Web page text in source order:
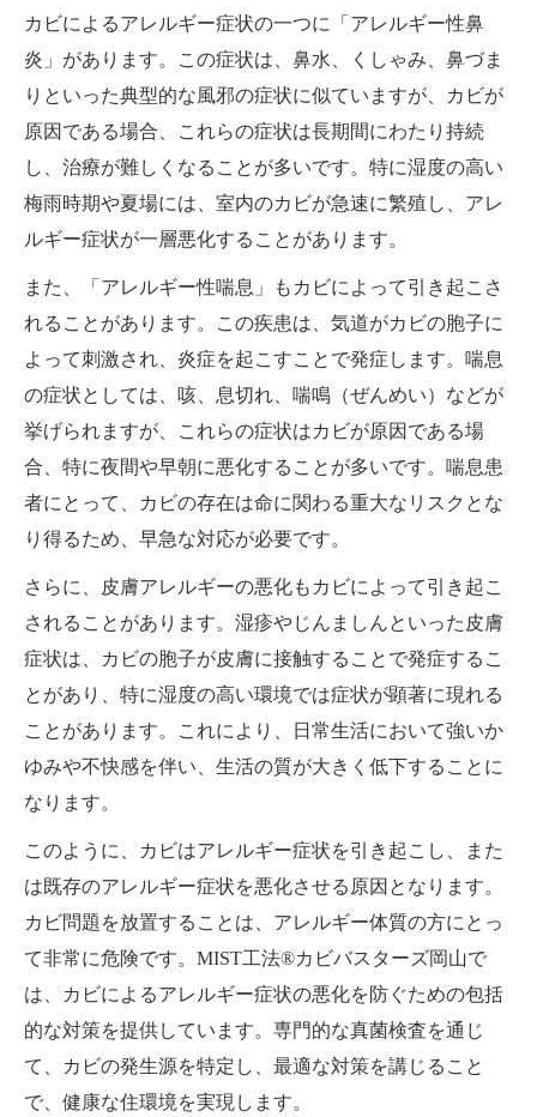
カビによるアレルギー症状の一つに「アレルギー性鼻
炎」があります。この症状は、鼻水、くしゃみ、鼻づま
りといった典型的な風邪の症状に似ていますが、カビが
原因である場合、これらの症状は長期間にわたり持続
し、治療が難しくなることが多いです。特に湿度の高い
梅雨時期や夏場には、室内のカビが急速に繁殖し、アレ
ルギー症状が一層悪化することがあります。
また、「アレルギー性喘息」もカビによって引き起こさ
れることがあります。この疾患は、気道がカビの胞子に
よって刺激され、炎症を起こすことで発症します。喘息
の症状としては、咳、息切れ、喘鳴（ぜんめい）などが
挙げられますが、これらの症状はカビが原因である場
合、特に夜間や早朝に悪化することが多いです。喘息患
者にとって、カビの存在は命に関わる重大なリスクとな
り得るため、早急な対応が必要です。
さらに、皮膚アレルギーの悪化もカビによって引き起こ
されることがあります。湿疹やじんましんといった皮膚
症状は、カビの胞子が皮膚に接触することで発症するこ
とがあり、特に湿度の高い環境では症状が顕著に現れる
ことがあります。これにより、日常生活において強いか
ゆみや不快感を伴い、生活の質が大きく低下することに
なります。
このように、カビはアレルギー症状を引き起こし、また
は既存のアレルギー症状を悪化させる原因となります。
カビ問題を放置することは、アレルギー体質の方にとっ
て非常に危険です。MIST工法®カビバスターズ岡山で
は、カビによるアレルギー症状の悪化を防ぐための包括
的な対策を提供しています。専門的な真菌検査を通じ
て、カビの発生源を特定し、最適な対策を講じること
で、健康な住環境を実現します。